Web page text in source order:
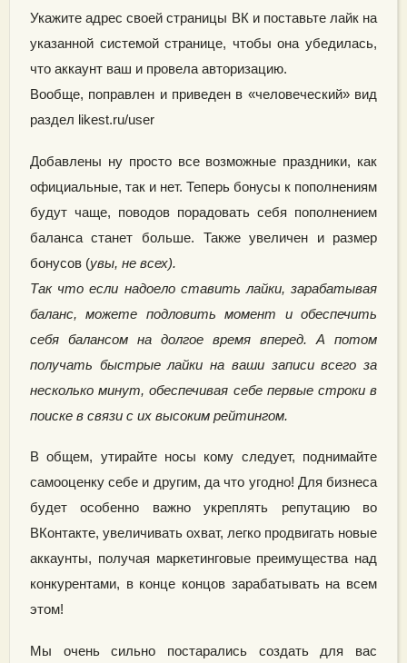
Укажите адрес своей страницы ВК и поставьте лайк на
указанной системой странице, чтобы она убедилась,
что аккаунт ваш и провела авторизацию.
Вообще, поправлен и приведен в «человеческий» вид
раздел likest.ru/user
Добавлены ну просто все возможные праздники, как
официальные, так и нет. Теперь бонусы к пополнениям
будут чаще, поводов порадовать себя пополнением
баланса станет больше. Также увеличен и размер
бонусов (увы, не всех).
Так что если надоело ставить лайки, зарабатывая
баланс, можете подловить момент и обеспечить
себя балансом на долгое время вперед. А потом
получать быстрые лайки на ваши записи всего за
несколько минут, обеспечивая себе первые строки в
поиске в связи с их высоким рейтингом.
В общем, утирайте носы кому следует, поднимайте
самооценку себе и другим, да что угодно! Для бизнеса
будет особенно важно укреплять репутацию во
ВКонтакте, увеличивать охват, легко продвигать новые
аккаунты, получая маркетинговые преимущества над
конкурентами, в конце концов зарабатывать на всем
этом!
Мы очень сильно постарались создать для вас